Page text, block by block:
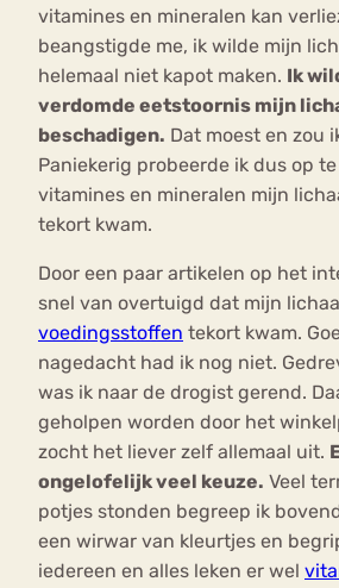
vitamines en mineralen kan
beangstigde me, ik wilde mijn
helemaal niet kapot maken. Ik
verdomde eetstoornis mijn
beschadigen. Dat moest en zou
Paniekerig probeerde ik dus op
vitamines en mineralen mijn
tekort kwam.
Door een paar artikelen op het
snel van overtuigd dat mijn
voedingsstoffen tekort kwam.
nagedacht had ik nog niet.
was ik naar de drogist gerend.
geholpen worden door het
zocht het liever zelf allemaal uit.
ongelofelijk veel keuze. Veel
potjes stonden begreep ik
een wirwar van kleurtjes en
iedereen en alles leken er wel